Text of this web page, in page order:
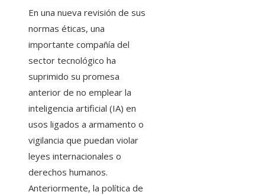
En una nueva revisión de sus
normas éticas, una
importante compañía del
sector tecnológico ha
suprimido su promesa
anterior de no emplear la
inteligencia artificial (IA) en
usos ligados a armamento o
vigilancia que puedan violar
leyes internacionales o
derechos humanos.
Anteriormente, la política de